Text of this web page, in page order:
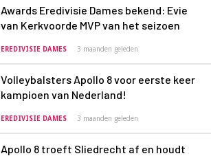
Awards Eredivisie Dames bekend: Evie
van Kerkvoorde MVP van het seizoen
EREDIVISIE DAMES 3 maanden geleden
Volleybalsters Apollo 8 voor eerste keer
kampioen van Nederland!
EREDIVISIE DAMES 3 maanden geleden
Apollo 8 troeft Sliedrecht af en houdt